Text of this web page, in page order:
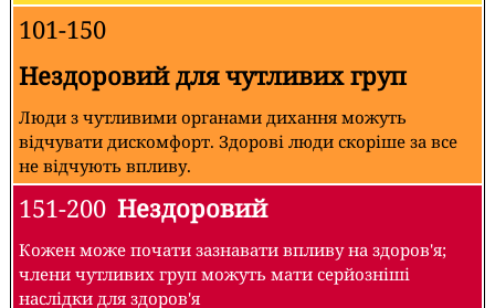
101-150
Нездоровий для чутливих груп
Люди з чутливими органами дихання можуть
відчувати дискомфорт. Здорові люди скоріше за все
не відчують впливу.
151-200 Нездоровий
Кожен може почати зазнавати впливу на здоров'я;
члени чутливих груп можуть мати серйозніші
наслідки для здоров'я